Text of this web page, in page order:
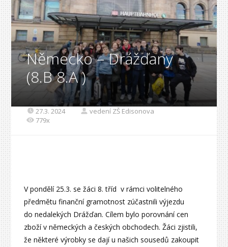
Německo – Drážďany
(8.B 8.A )
27.3. 2024
vedení ZŠ Edisonova
779x
V pondělí 25.3. se žáci 8. tříd v rámci volitelného
předmětu finanční gramotnost zúčastnili výjezdu
do nedalekých Drážďan. Cílem bylo porovnání cen
zboží v německých a českých obchodech. Žáci zjistili,
že některé výrobky se dají u našich sousedů zakoupit